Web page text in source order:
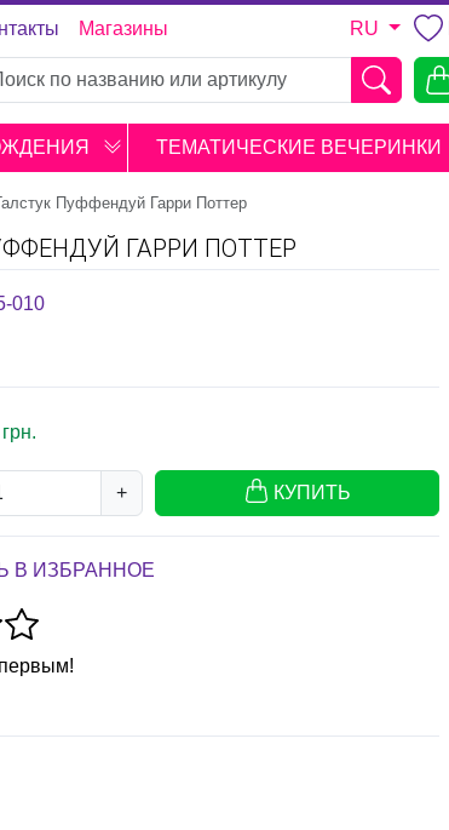
Магазины RU
ТЕМАТИЧЕСКИЕ ВЕЧЕРИНКИ
Пуффендуй Гарри Поттер
ГАРРИ ПОТТЕР
010
грн.
+ КУПИТЬ
В ИЗБРАННОЕ